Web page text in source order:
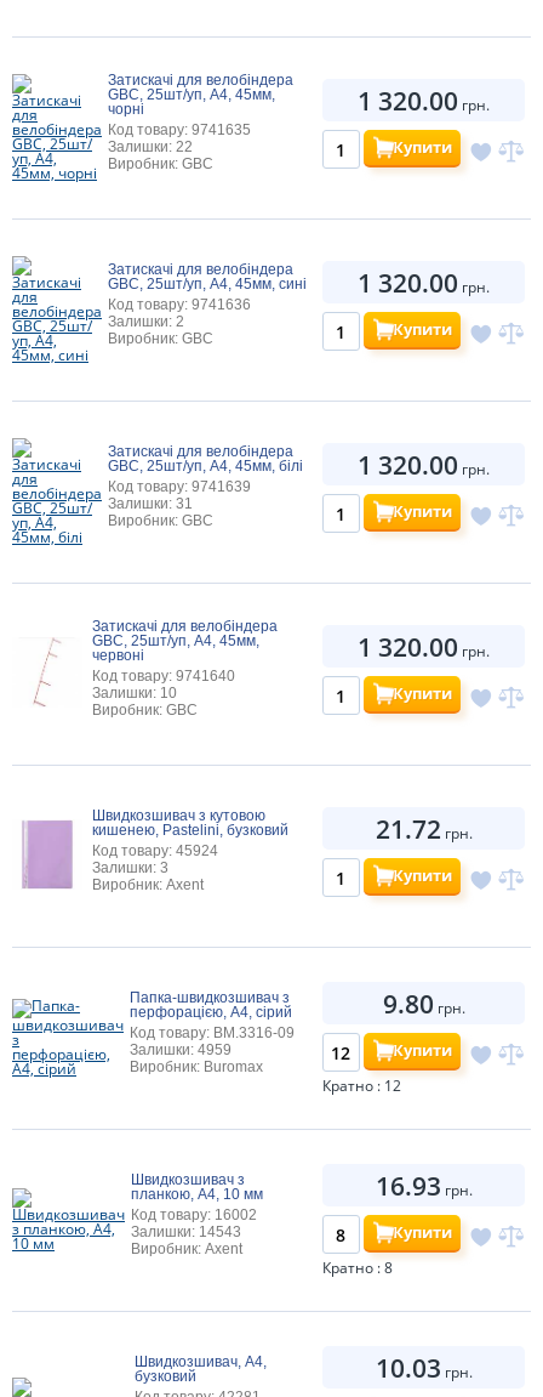
Затискачі для велобіндера
GBC, 25шт/уп, A4, 45мм,
чорні
Код товару: 9741635
Залишки: 22
Виробник: GBC
1 320.00 грн.
Купити
Затискачі для велобіндера
GBC, 25шт/уп, A4, 45мм, сині
Код товару: 9741636
Залишки: 2
Виробник: GBC
1 320.00 грн.
Купити
Затискачі для велобіндера
GBC, 25шт/уп, A4, 45мм, білі
Код товару: 9741639
Залишки: 31
Виробник: GBC
1 320.00 грн.
Купити
Затискачі для велобіндера
GBC, 25шт/уп, A4, 45мм,
червоні
Код товару: 9741640
Залишки: 10
Виробник: GBC
1 320.00 грн.
Купити
Швидкозшивач з кутовою
кишенею, Pastelini, бузковий
Код товару: 45924
Залишки: 3
Виробник: Axent
21.72 грн.
Купити
Папка-швидкозшивач з
перфорацією, А4, сірий
Код товару: BM.3316-09
Залишки: 4959
Виробник: Buromax
9.80 грн.
Купити
Кратно : 12
Швидкозшивач з
планкою, А4, 10 мм
Код товару: 16002
Залишки: 14543
Виробник: Axent
16.93 грн.
Купити
Кратно : 8
Швидкозшивач, А4,
бузковий
10.03 грн.